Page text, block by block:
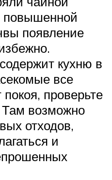
повышенной
появление
кухню в
все
проверьте
возможно
отходов,
и